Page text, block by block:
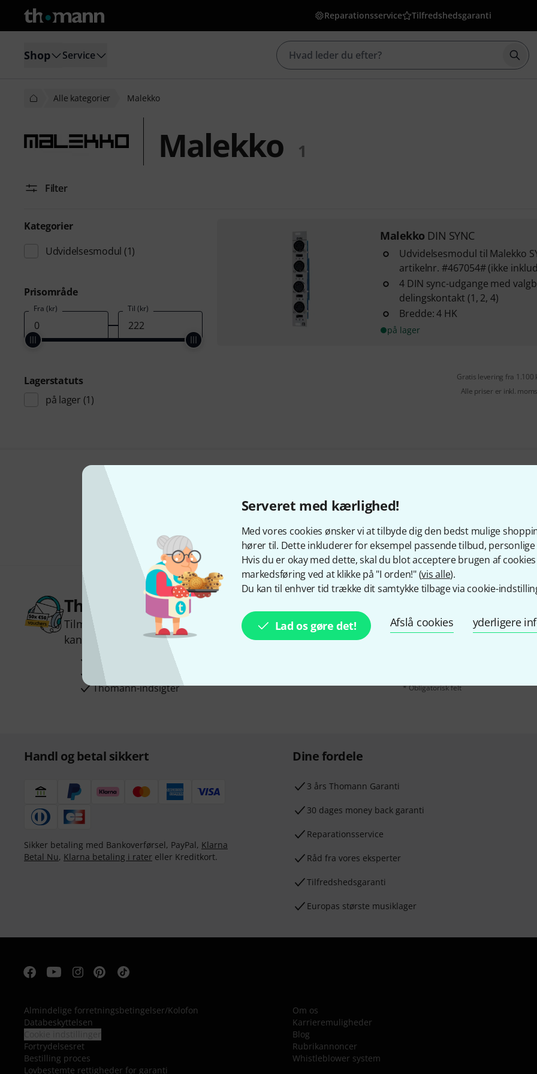
Serveret med kærlighed!
Med vores cookies ønsker vi at tilbyde dig den bedst mulige
hører til. Dette inkluderer for eksempel passende tilbud,
Hvis du er okay med dette, skal du blot acceptere brugen af
markedsføring ved at klikke på "I orden!" (vis alle).
Du kan til enhver tid trække dit samtykke tilbage via cookie-
Lad os gøre det! Afslå cookies yderligere
Reparationsservice Tilfredshedsgaranti
Shop Service
Alle kategorier Malekko
Malekko 1
Filter
Kategorier
Udvidelsesmodul (1)
Prisområde
Fra (kr) Til (kr)
Lagerstatuts
på lager (1)
Malekko DIN SYNC
Udvidelsesmodul til Malekko
artikelnr. #467054# (ikke
4 DIN sync-udgange med
delingskontakt (1, 2, 4)
Bredde: 4 HK
på lager
Gratis levering fra 1.100
Alle priser er inkl. moms
Thomann Newsletter
Tilmeld dig Thomann Nyhedsbrevet på engelsk og med lidt held
kan du vinde en af50 gavekort hver værdi50 €!
Inspirerende bidrag
Thomann-indsigter
Email adresse*
Når jeg klikker på "Tilmeld dig nu",
tilsagn kan når som helst trækkes
* Obligatorisk felt
Handl og betal sikkert
Sikker betaling med Bankoverførsel, PayPal, Klarna
Betal Nu, Klarna betaling i rater eller Kreditkort.
Dine fordele
3 års Thomann Garanti
30 dages money back garanti
Reparationsservice
Råd fra vores eksperter
Tilfredshedsgaranti
Europas største musiklager
Almindelige forretningsbetingelser/Kolofon
Databeskyttelsen
Fortrydelsesret
Bestilling proces
Lovbestemte rettigheder for garanti
Om os
Karrieremuligheder
Blog
Rubrikannoncer
Whistleblower system